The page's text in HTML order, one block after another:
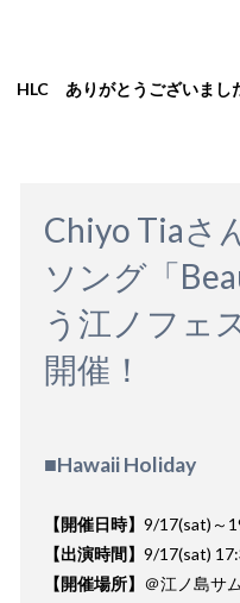
HLC ありがとうございまし
Chiyo Tiaさ
ソング「
う江ノフェ
開催！
■Hawaii Holiday
【開催日時】 9/17(sat)～
【出演時間】 9/17(sat)
【開催場所】 ＠江ノ島サ